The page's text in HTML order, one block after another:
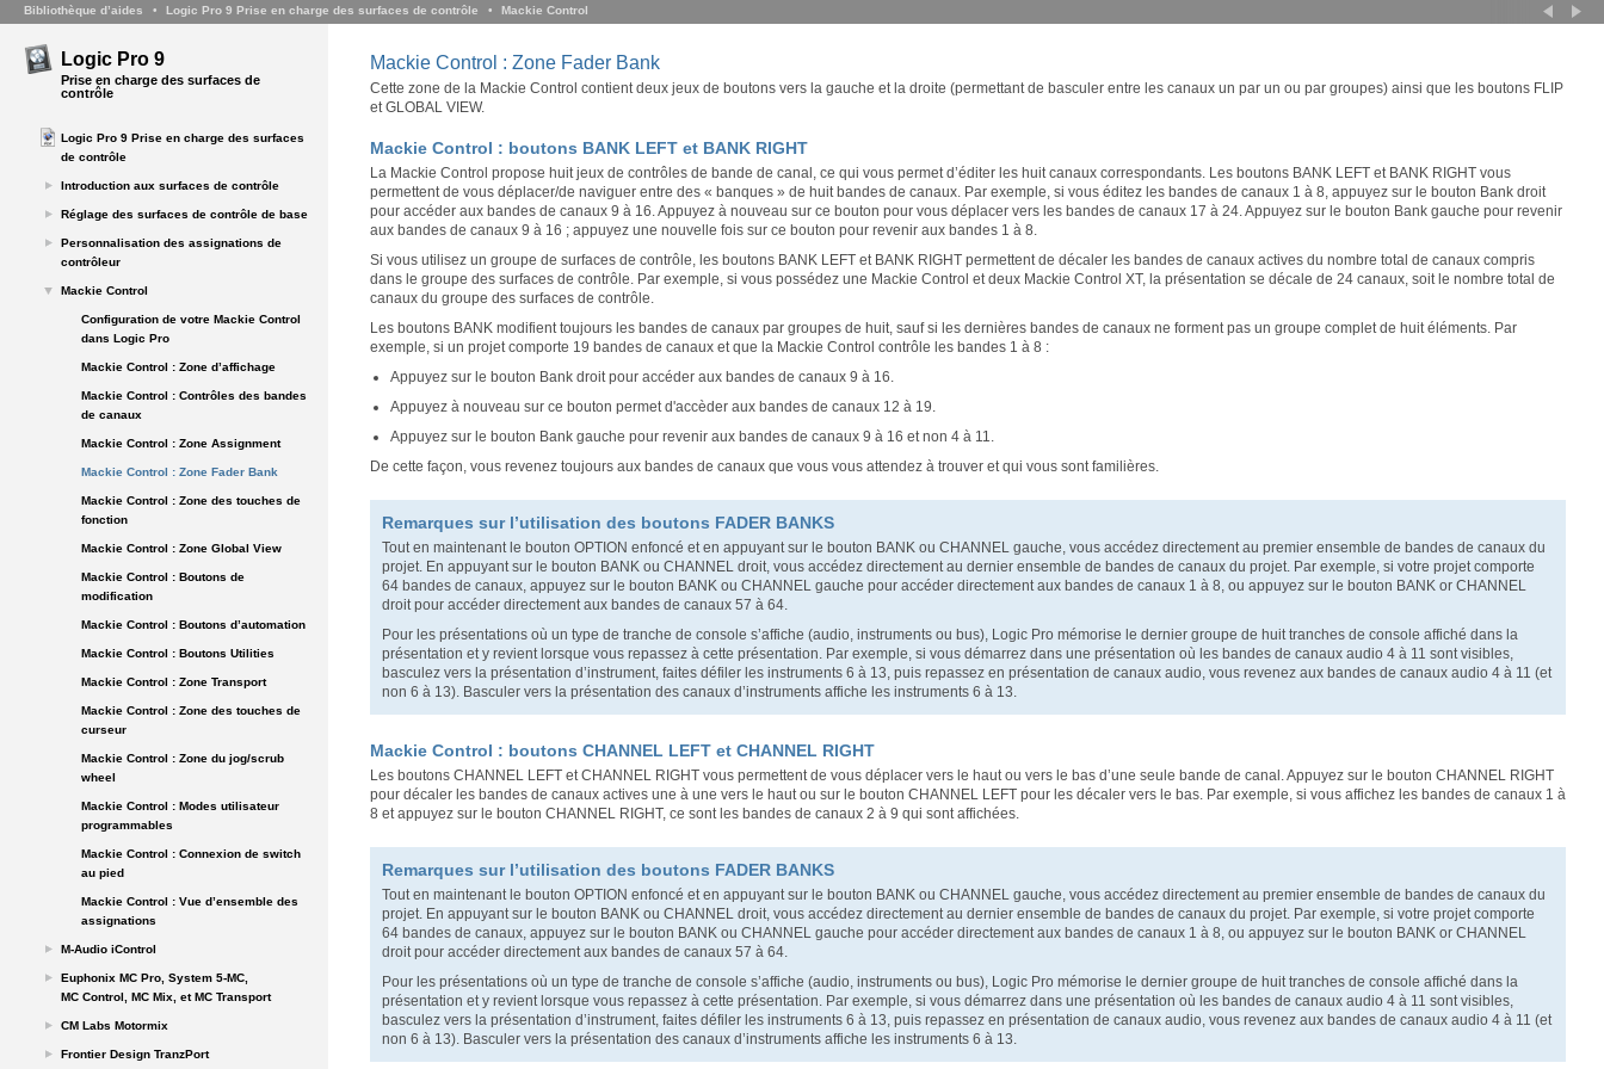
Bibliothèque d’aides Logic Pro 9 Prise en charge des surfaces de contrôle Mackie Control
Logic Pro 9
Prise en charge des surfaces de
contrôle
Logic Pro 9 Prise en charge des surfaces
de contrôle
Introduction aux surfaces de contrôle
Réglage des surfaces de contrôle de base
Personnalisation des assignations de
contrôleur
Mackie Control
Configuration de votre Mackie Control
dans Logic Pro
Mackie Control : Zone d’affichage
Mackie Control : Contrôles des bandes
de canaux
Mackie Control : Zone Assignment
Mackie Control : Zone Fader Bank
Mackie Control : Zone des touches de
fonction
Mackie Control : Zone Global View
Mackie Control : Boutons de
modification
Mackie Control : Boutons d’automation
Mackie Control : Boutons Utilities
Mackie Control : Zone Transport
Mackie Control : Zone des touches de
curseur
Mackie Control : Zone du jog/scrub
wheel
Mackie Control : Modes utilisateur
programmables
Mackie Control : Connexion de switch
au pied
Mackie Control : Vue d’ensemble des
assignations
M-Audio iControl
Euphonix MC Pro, System 5-MC,
MC Control, MC Mix, et MC Transport
CM Labs Motormix
Frontier Design TranzPort
Mackie Control : Zone Fader Bank
Cette zone de la Mackie Control contient deux jeux de boutons vers la gauche et la droite (permettant de basculer entre les canaux un par un ou par groupes) ainsi que les boutons FLIP
et GLOBAL VIEW.
Mackie Control : boutons BANK LEFT et BANK RIGHT
La Mackie Control propose huit jeux de contrôles de bande de canal, ce qui vous permet d’éditer les huit canaux correspondants. Les boutons BANK LEFT et BANK RIGHT vous
permettent de vous déplacer/de naviguer entre des « banques » de huit bandes de canaux. Par exemple, si vous éditez les bandes de canaux 1 à 8, appuyez sur le bouton Bank droit
pour accéder aux bandes de canaux 9 à 16. Appuyez à nouveau sur ce bouton pour vous déplacer vers les bandes de canaux 17 à 24. Appuyez sur le bouton Bank gauche pour revenir
aux bandes de canaux 9 à 16 ; appuyez une nouvelle fois sur ce bouton pour revenir aux bandes 1 à 8.
Si vous utilisez un groupe de surfaces de contrôle, les boutons BANK LEFT et BANK RIGHT permettent de décaler les bandes de canaux actives du nombre total de canaux compris
dans le groupe des surfaces de contrôle. Par exemple, si vous possédez une Mackie Control et deux Mackie Control XT, la présentation se décale de 24 canaux, soit le nombre total de
canaux du groupe des surfaces de contrôle.
Les boutons BANK modifient toujours les bandes de canaux par groupes de huit, sauf si les dernières bandes de canaux ne forment pas un groupe complet de huit éléments. Par
exemple, si un projet comporte 19 bandes de canaux et que la Mackie Control contrôle les bandes 1 à 8 :
Appuyez sur le bouton Bank droit pour accéder aux bandes de canaux 9 à 16.
Appuyez à nouveau sur ce bouton permet d'accèder aux bandes de canaux 12 à 19.
Appuyez sur le bouton Bank gauche pour revenir aux bandes de canaux 9 à 16 et non 4 à 11.
De cette façon, vous revenez toujours aux bandes de canaux que vous vous attendez à trouver et qui vous sont familières.
Remarques sur l’utilisation des boutons FADER BANKS
Tout en maintenant le bouton OPTION enfoncé et en appuyant sur le bouton BANK ou CHANNEL gauche, vous accédez directement au premier ensemble de bandes de canaux du
projet. En appuyant sur le bouton BANK ou CHANNEL droit, vous accédez directement au dernier ensemble de bandes de canaux du projet. Par exemple, si votre projet comporte
64 bandes de canaux, appuyez sur le bouton BANK ou CHANNEL gauche pour accéder directement aux bandes de canaux 1 à 8, ou appuyez sur le bouton BANK or CHANNEL
droit pour accéder directement aux bandes de canaux 57 à 64.
Pour les présentations où un type de tranche de console s’affiche (audio, instruments ou bus), Logic Pro mémorise le dernier groupe de huit tranches de console affiché dans la
présentation et y revient lorsque vous repassez à cette présentation. Par exemple, si vous démarrez dans une présentation où les bandes de canaux audio 4 à 11 sont visibles,
basculez vers la présentation d’instrument, faites défiler les instruments 6 à 13, puis repassez en présentation de canaux audio, vous revenez aux bandes de canaux audio 4 à 11 (et
non 6 à 13). Basculer vers la présentation des canaux d’instruments affiche les instruments 6 à 13.
Mackie Control : boutons CHANNEL LEFT et CHANNEL RIGHT
Les boutons CHANNEL LEFT et CHANNEL RIGHT vous permettent de vous déplacer vers le haut ou vers le bas d’une seule bande de canal. Appuyez sur le bouton CHANNEL RIGHT
pour décaler les bandes de canaux actives une à une vers le haut ou sur le bouton CHANNEL LEFT pour les décaler vers le bas. Par exemple, si vous affichez les bandes de canaux 1 à
8 et appuyez sur le bouton CHANNEL RIGHT, ce sont les bandes de canaux 2 à 9 qui sont affichées.
Remarques sur l’utilisation des boutons FADER BANKS
Tout en maintenant le bouton OPTION enfoncé et en appuyant sur le bouton BANK ou CHANNEL gauche, vous accédez directement au premier ensemble de bandes de canaux du
projet. En appuyant sur le bouton BANK ou CHANNEL droit, vous accédez directement au dernier ensemble de bandes de canaux du projet. Par exemple, si votre projet comporte
64 bandes de canaux, appuyez sur le bouton BANK ou CHANNEL gauche pour accéder directement aux bandes de canaux 1 à 8, ou appuyez sur le bouton BANK or CHANNEL
droit pour accéder directement aux bandes de canaux 57 à 64.
Pour les présentations où un type de tranche de console s’affiche (audio, instruments ou bus), Logic Pro mémorise le dernier groupe de huit tranches de console affiché dans la
présentation et y revient lorsque vous repassez à cette présentation. Par exemple, si vous démarrez dans une présentation où les bandes de canaux audio 4 à 11 sont visibles,
basculez vers la présentation d’instrument, faites défiler les instruments 6 à 13, puis repassez en présentation de canaux audio, vous revenez aux bandes de canaux audio 4 à 11 (et
non 6 à 13). Basculer vers la présentation des canaux d’instruments affiche les instruments 6 à 13.